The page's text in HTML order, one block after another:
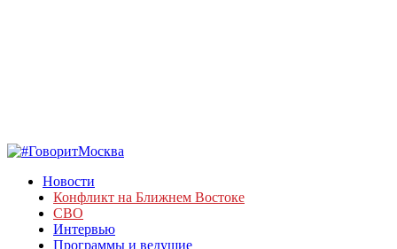
Новости
Конфликт на Ближнем Востоке
СВО
Интервью
Программы и ведущие